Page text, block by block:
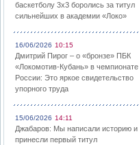
баскетболу 3х3 боролись за титул
сильнейших в академии «Локо»
16/06/2026 10:15
Дмитрий Пирог – о «бронзе» ПБК
«Локомотив-Кубань» в чемпионате
России: Это яркое свидетельство
упорного труда
15/06/2026 14:11
Джабаров: Мы написали историю и
принесли первый титул